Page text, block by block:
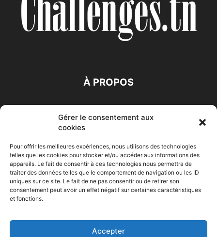
Gérer le consentement aux
cookies
Pour offrir les meilleures expériences, nous utilisons des technologies
telles que les cookies pour stocker et/ou accéder aux informations des
appareils. Le fait de consentir à ces technologies nous permettra de
traiter des données telles que le comportement de navigation ou les ID
uniques sur ce site. Le fait de ne pas consentir ou de retirer son
consentement peut avoir un effet négatif sur certaines caractéristiques
et fonctions.
Accepter
À PROPOS
Accueil Economie Entreprises Entrepreneur
Maghreb